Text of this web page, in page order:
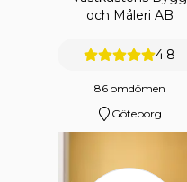
och Måleri AB
4.8
86 omdömen
Göteborg